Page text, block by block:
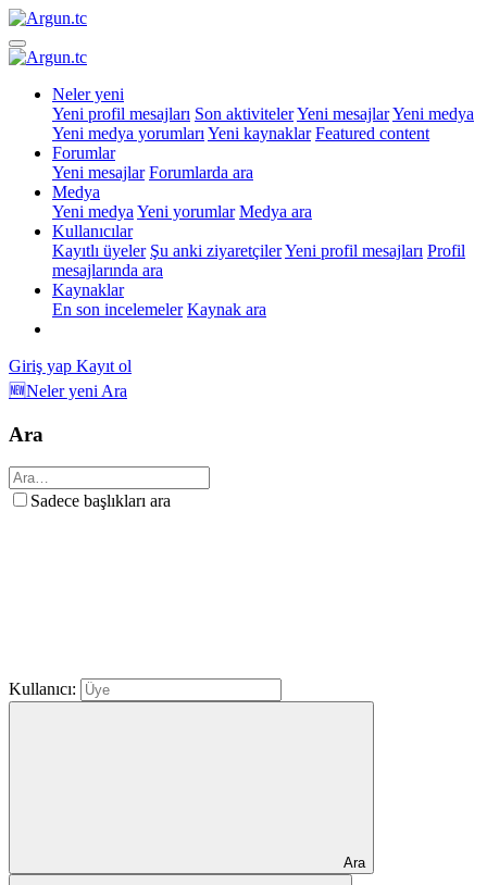
Neler yeni
Yeni profil mesajları Son aktivitelerYeni mesajlarYeni medya
Yeni medya yorumları Yeni kaynaklar Featured content
Forumlar
Yeni mesajlar Forumlarda ara
Medya
Yeni medya Yeni yorumlar Medya ara
Kullanıcılar
Kayıtlı üyeler Şu anki ziyaretçilerYeni profil mesajları Profil
mesajlarında ara
Kaynaklar
En son incelemeler Kaynak ara
Giriş yap Kayıt ol
🆕Neler yeni Ara
Ara
Sadece başlıkları ara
Kullanıcı:
Ara